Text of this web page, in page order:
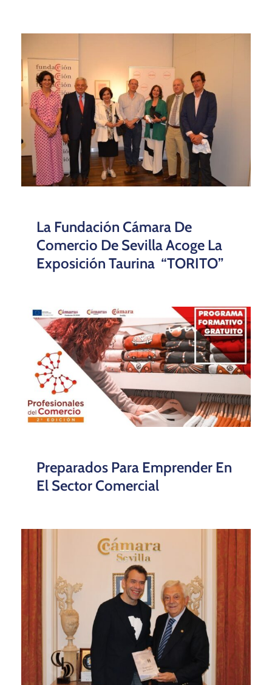
La Fundación Cámara De
Comercio De Sevilla Acoge La
Exposición Taurina “TORITO”
Preparados Para Emprender En
El Sector Comercial